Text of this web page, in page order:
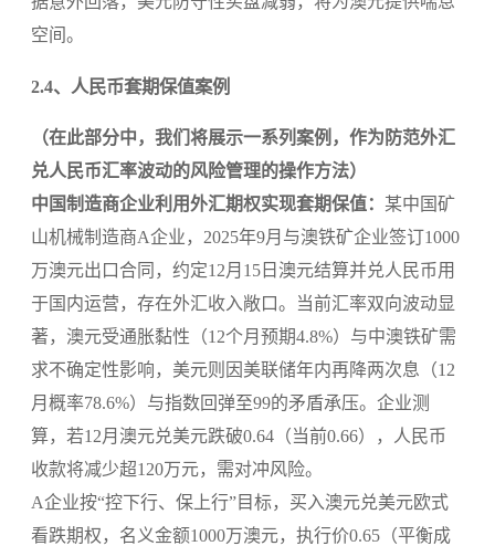
空间。
2.4、人民币套期保值案例
（在此部分中，我们将展示一系列案例，作为防范外汇
兑人民币汇率波动的风险管理的操作方法）
中国制造商企业利用外汇期权实现套期保值： 某中国矿
山机械制造商A企业，2025年9月与澳铁矿企业签订1000
万澳元出口合同，约定12月15日澳元结算并兑人民币用
于国内运营，存在外汇收入敞口。当前汇率双向波动显
著，澳元受通胀黏性（12个月预期4.8%）与中澳铁矿需
求不确定性影响，美元则因美联储年内再降两次息（12
月概率78.6%）与指数回弹至99的矛盾承压。企业测
算，若12月澳元兑美元跌破0.64（当前0.66），人民币
收款将减少超120万元，需对冲风险。​
A企业按“控下行、保上行”目标，买入澳元兑美元欧式
看跌期权，名义金额1000万澳元，执行价0.65（平衡成